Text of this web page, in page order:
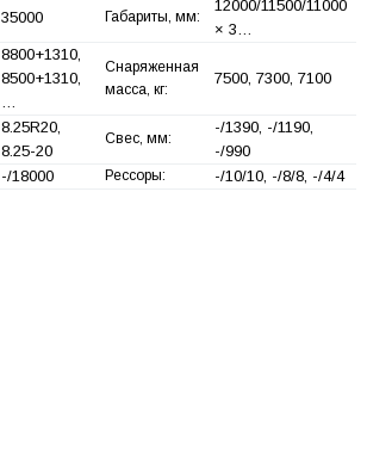
35000 Габариты, мм:
12000/11500/11000
× 3…
8800+1310,
8500+1310,
…
Снаряженная
масса, кг:
7500, 7300, 7100
8.25R20,
8.25-20
Свес, мм:
-/1390, -/1190,
-/990
-/18000 Рессоры: -/10/10, -/8/8, -/4/4